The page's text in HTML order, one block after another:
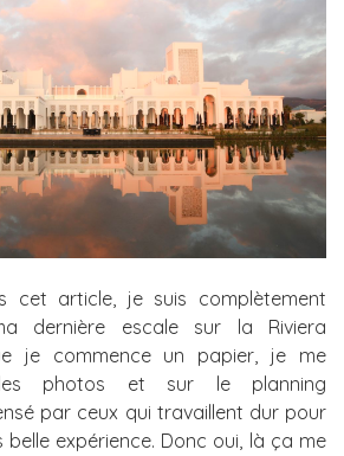
cet article, je suis complètement
dernière escale sur la Riviera
je commence un papier, je me
photos et sur le planning
par ceux qui travaillent dur pour
belle expérience. Donc oui, là ça me